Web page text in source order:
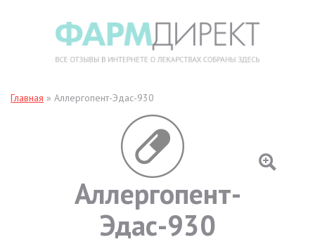
Главная » Аллергопент-Эдас-930
Аллергопент-
Эдас-930